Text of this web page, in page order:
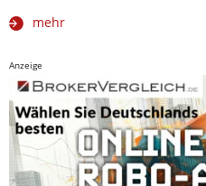
mehr
Anzeige